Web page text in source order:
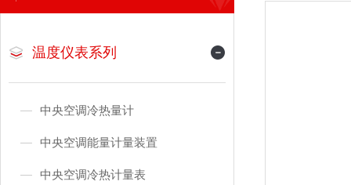
温度仪表系列
中央空调冷热量计
中央空调能量计量装置
中央空调冷热计量表